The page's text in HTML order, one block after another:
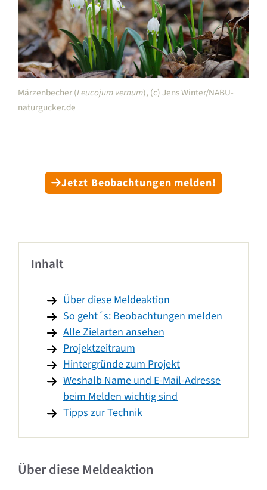
Märzenbecher (Leucojum vernum), (c) Jens Winter/NABU-
naturgucker.de
Jetzt Beobachtungen melden!
Inhalt
Über diese Meldeaktion
So geht´s: Beobachtungen melden
Alle Zielarten ansehen
Projektzeitraum
Hintergründe zum Projekt
Weshalb Name und E-Mail-Adresse
beim Melden wichtig sind
Tipps zur Technik
Über diese Meldeaktion